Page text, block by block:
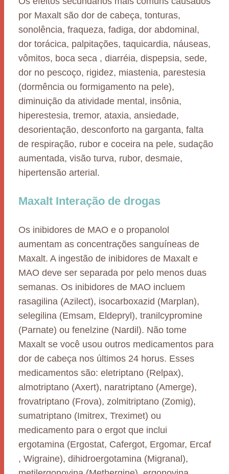
por Maxalt são dor de cabeça, tonturas,
sonolência, fraqueza, fadiga, dor abdominal,
dor torácica, palpitações, taquicardia, náuseas,
vômitos, boca seca , diarréia, dispepsia, sede,
dor no pescoço, rigidez, miastenia, parestesia
(dormência ou formigamento na pele),
diminuição da atividade mental, insônia,
hiperestesia, tremor, ataxia, ansiedade,
desorientação, desconforto na garganta, falta
de respiração, rubor e coceira na pele, sudação
aumentada, visão turva, rubor, desmaie,
hipertensão arterial.
Maxalt Interação de drogas
Os inibidores de MAO e o propanolol
aumentam as concentrações sanguíneas de
Maxalt. A ingestão de inibidores de Maxalt e
MAO deve ser separada por pelo menos duas
semanas. Os inibidores de MAO incluem
rasagilina (Azilect), isocarboxazid (Marplan),
selegilina (Emsam, Eldepryl), tranilcypromine
(Parnate) ou fenelzine (Nardil). Não tome
Maxalt se você usou outros medicamentos para
dor de cabeça nos últimos 24 horus. Esses
medicamentos são: eletriptano (Relpax),
almotriptano (Axert), naratriptano (Amerge),
frovatriptano (Frova), zolmitriptano (Zomig),
sumatriptano (Imitrex, Treximet) ou
medicamento para o ergot que inclui
ergotamina (Ergostat, Cafergot, Ergomar, Ercaf
, Wigraine), dihidroergotamina (Migranal),